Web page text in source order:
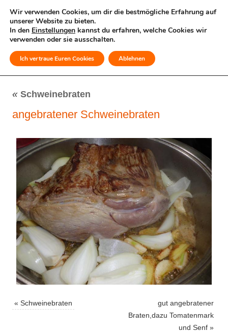
MENÜ
« Schweinebraten
angebratener Schweinebraten
« Schweinebraten
gut angebratener
Braten,dazu Tomatenmark
und Senf »
Wir verwenden Cookies, um dir die bestmögliche Erfahrung auf
unserer Website zu bieten.
In den Einstellungen kannst du erfahren, welche Cookies wir
verwenden oder sie ausschalten.
Ich vertraue Euren Cookies Ablehnen